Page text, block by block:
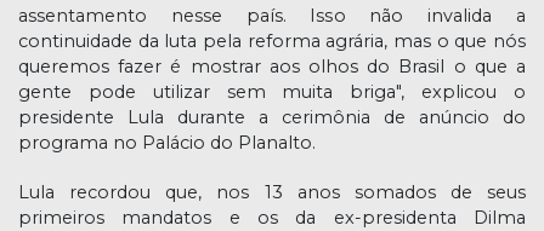
assentamento nesse país. Isso não invalida a
continuidade da luta pela reforma agrária, mas o que nós
queremos fazer é mostrar aos olhos do Brasil o que a
gente pode utilizar sem muita briga", explicou o
presidente Lula durante a cerimônia de anúncio do
programa no Palácio do Planalto.
Lula recordou que, nos 13 anos somados de seus
primeiros mandatos e os da ex-presidenta Dilma